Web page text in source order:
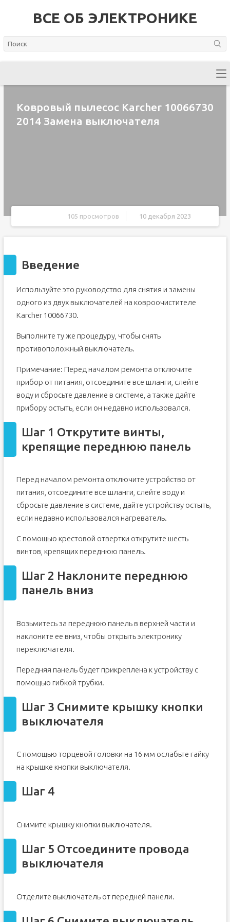
ВСЕ ОБ ЭЛЕКТРОНИКЕ
Ковровый пылесос Karcher 10066730
2014 Замена выключателя
105 просмотров 10 декабря 2023
Введение
Используйте это руководство для снятия и замены
одного из двух выключателей на ковроочистителе
Karcher 10066730.
Выполните ту же процедуру, чтобы снять
противоположный выключатель.
Примечание: Перед началом ремонта отключите
прибор от питания, отсоедините все шланги, слейте
воду и сбросьте давление в системе, а также дайте
прибору остыть, если он недавно использовался.
Шаг 1 Открутите винты,
крепящие переднюю панель
Перед началом ремонта отключите устройство от
питания, отсоедините все шланги, слейте воду и
сбросьте давление в системе, дайте устройству остыть,
если недавно использовался нагреватель.
С помощью крестовой отвертки открутите шесть
винтов, крепящих переднюю панель.
Шаг 2 Наклоните переднюю
панель вниз
Возьмитесь за переднюю панель в верхней части и
наклоните ее вниз, чтобы открыть электронику
переключателя.
Передняя панель будет прикреплена к устройству с
помощью гибкой трубки.
Шаг 3 Снимите крышку кнопки
выключателя
С помощью торцевой головки на 16 мм ослабьте гайку
на крышке кнопки выключателя.
Шаг 4
Снимите крышку кнопки выключателя.
Шаг 5 Отсоедините провода
выключателя
Отделите выключатель от передней панели.